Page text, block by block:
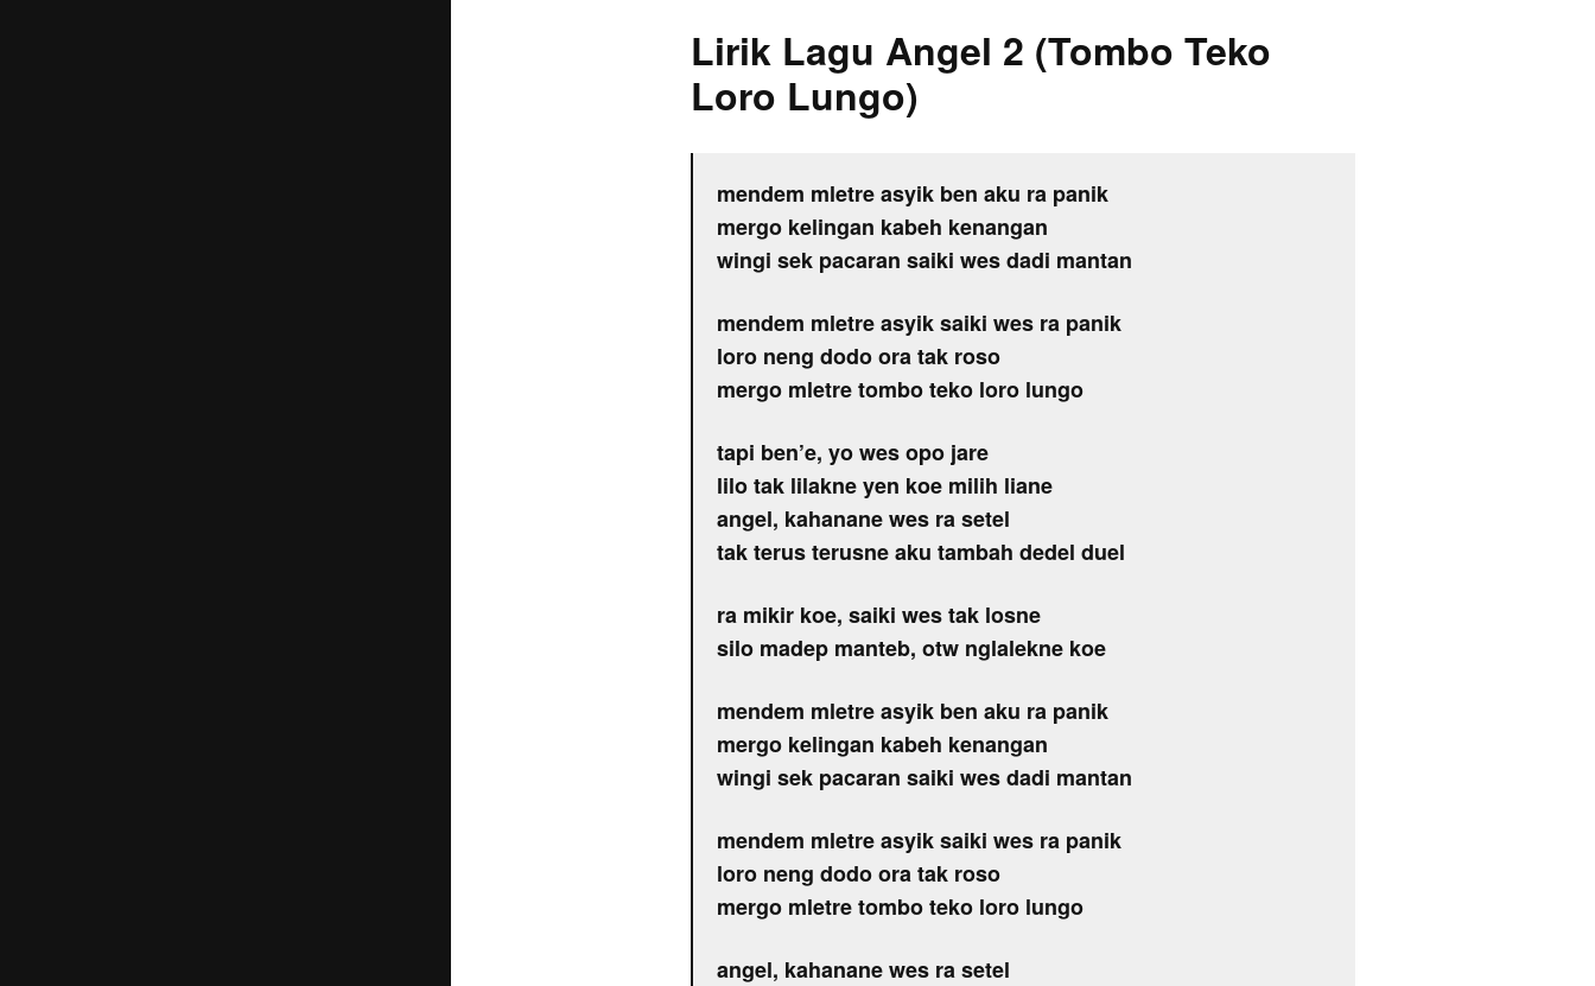
Lirik Lagu Angel 2 (Tombo Teko
Loro Lungo)
mendem mletre asyik ben aku ra panik
mergo kelingan kabeh kenangan
wingi sek pacaran saiki wes dadi mantan
mendem mletre asyik saiki wes ra panik
loro neng dodo ora tak roso
mergo mletre tombo teko loro lungo
tapi ben’e, yo wes opo jare
lilo tak lilakne yen koe milih liane
angel, kahanane wes ra setel
tak terus terusne aku tambah dedel duel
ra mikir koe, saiki wes tak losne
silo madep manteb, otw nglalekne koe
mendem mletre asyik ben aku ra panik
mergo kelingan kabeh kenangan
wingi sek pacaran saiki wes dadi mantan
mendem mletre asyik saiki wes ra panik
loro neng dodo ora tak roso
mergo mletre tombo teko loro lungo
angel, kahanane wes ra setel